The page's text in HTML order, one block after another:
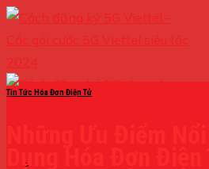
Skip
to
content
Tin Tức Hóa Đơn Điện Tử
Dụng Hóa Đơn Điện